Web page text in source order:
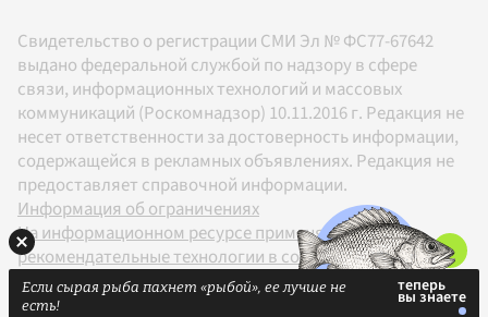
Свидетельство о регистрации СМИ Эл № ФС77-67642
выдано федеральной службой по надзору в сфере
связи, информационных технологий и массовых
коммуникаций (Роскомнадзор) 10.11.2016 г. Редакция не
несет ответственности за достоверность информации,
содержащейся в рекламных объявлениях. Редакция не
предоставляет справочной информации.
Информация об ограничениях
На информационном ресурсе применяются
рекомендательные технологии в соответствии с
Правилами
Если сырая рыба пахнет «рыбой», ее лучше не
есть!